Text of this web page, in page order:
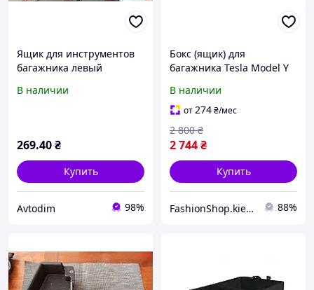
Ящик для инструментов
багажника левый
Nissan X-Trail T31 Diesel
В наличии
269.40₴
Купить
Avtodim 98%
Бокс (ящик) для
багажника Tesla Model Y
В наличии
от274₴/мес
2 744₴
2 800 ₴
Купить
FashionShop.kiev.ua - Материалы для красоты 88%